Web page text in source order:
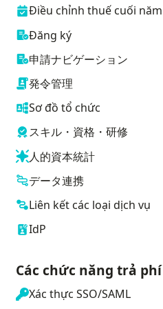
表示するĐiều chỉnh thuế cuối năm
Đăng ký
申請ナビゲーション
発令管理
Sơ đồ tổ chức
スキル・資格・研修
人的資本統計
データ連携
Liên kết các loại dịch vụ
IdP
Các chức năng trả phí
Xác thực SSO/SAML